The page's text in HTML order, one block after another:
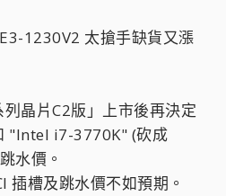
1230V2 太搶手缺貨又漲
晶片C2版」上市後再決定
"Intel i7-3770K" (砍成
水價。
插槽及跳水價不如預期。